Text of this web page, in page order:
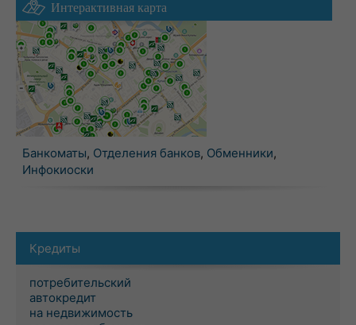
Интерактивная карта
Банкоматы, Отделения банков, Обменники,
Инфокиоски
Кредиты
потребительский
автокредит
на недвижимость